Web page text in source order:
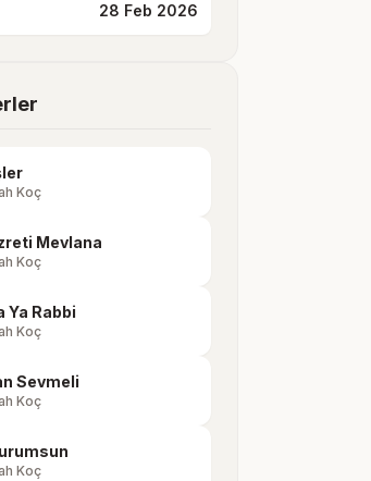
28 Feb 2026
Koç
Mevlana
Koç
Ya Rabbi
Koç
Sevmeli
Koç
Koç